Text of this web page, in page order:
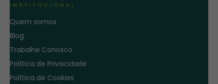
INSTITUCIONAL
Quem somos
Blog
Trabalhe Conosco
Política de Privacidade
Política de Cookies